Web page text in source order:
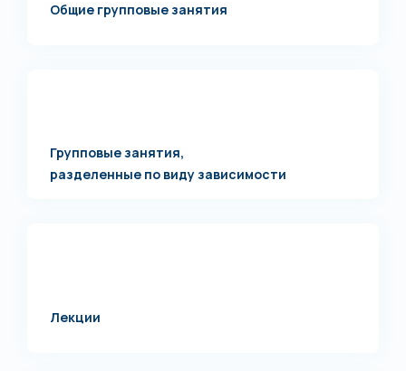
Общие групповые занятия
Групповые занятия,
разделенные по виду зависимости
Лекции